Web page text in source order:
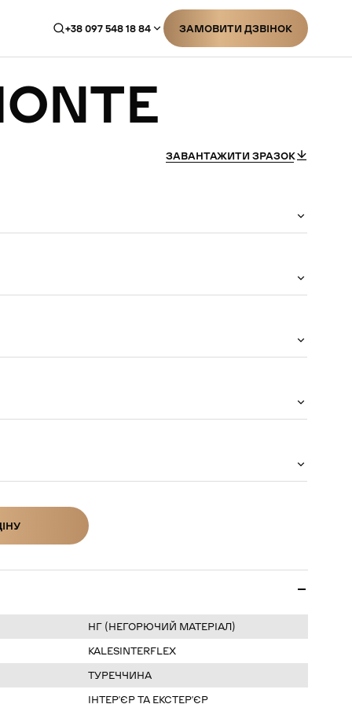
+38 097 548 18 84 ЗАМОВИТИ ДЗВІНОК
ЗАВАНТАЖИТИ ЗРАЗОК
НГ (НЕГОРЮЧИЙ МАТЕРІАЛ)
KALESINTERFLEX
ТУРЕЧЧИНА
ІНТЕРʼЄР ТА ЕКСТЕРʼЄР